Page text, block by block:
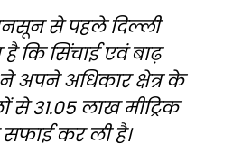
से पहले दिल्ली
कि सिंचाई एवं बाढ़
अपने अधिकार क्षेत्र के
से 31.05 लाख मीट्रिक
कर ली है।